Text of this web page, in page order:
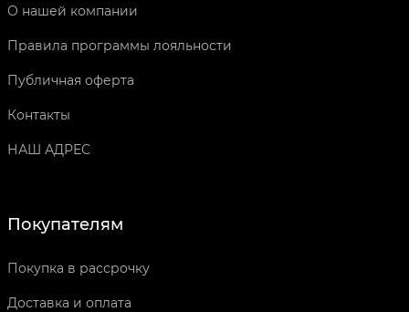
О нашей компании
Правила программы лояльности
Публичная оферта
Контакты
НАШ АДРЕС
Покупателям
Покупка в рассрочку
Доставка и оплата